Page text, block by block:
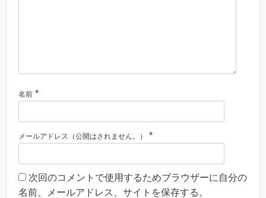
名前 *
メールアドレス（公開はされません。） *
次回のコメントで使用するためブラウザーに自分の
名前、メールアドレス、サイトを保存する。